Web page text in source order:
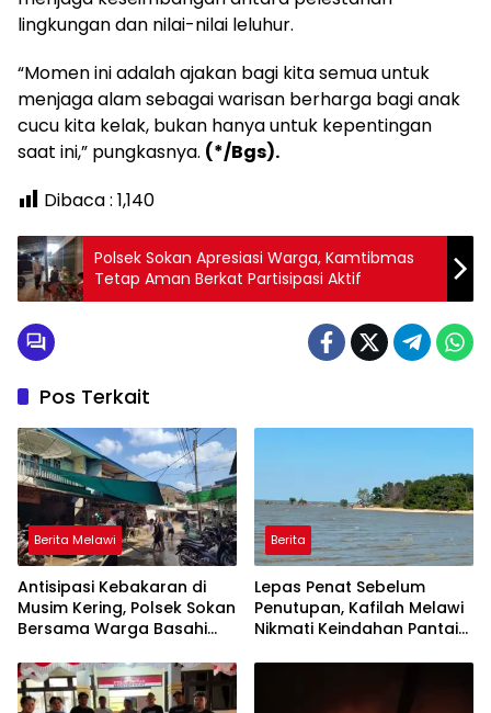
lingkungan dan nilai-nilai leluhur.
“Momen ini adalah ajakan bagi kita semua untuk
menjaga alam sebagai warisan berharga bagi anak
cucu kita kelak, bukan hanya untuk kepentingan
saat ini,” pungkasnya. (*/Bgs).
Dibaca : 1,140
Polsek Sokan Apresiasi Warga, Kamtibmas
Tetap Aman Berkat Partisipasi Aktif
Pos Terkait
Berita Melawi
Antisipasi Kebakaran di
Musim Kering, Polsek Sokan
Bersama Warga Basahi
Berita
Lepas Penat Sebelum
Penutupan, Kafilah Melawi
Nikmati Keindahan Pantai